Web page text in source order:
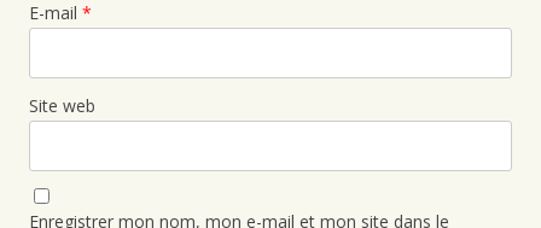
E-mail *
Site web
Enregistrer mon nom, mon e-mail et mon site dans le